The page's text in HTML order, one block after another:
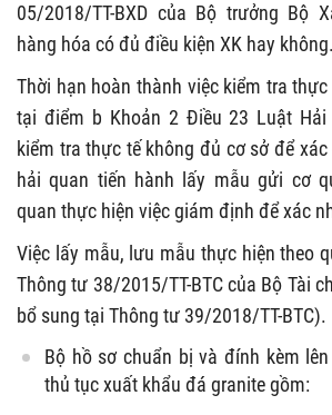
05/2018/TT-BXD của Bộ trưởng Bộ
hàng hóa có đủ điều kiện XK hay không.
Thời hạn hoàn thành việc kiểm tra
tại điểm b Khoản 2 Điều 23 Luật Hải
kiểm tra thực tế không đủ cơ sở để
hải quan tiến hành lấy mẫu gửi cơ
quan thực hiện việc giám định để xác
Việc lấy mẫu, lưu mẫu thực hiện theo
Thông tư 38/2015/TT-BTC của Bộ Tài
bổ sung tại Thông tư 39/2018/TT-BTC).
Bộ hồ sơ chuẩn bị và đính kèm
thủ tục xuất khẩu đá granite gồm: